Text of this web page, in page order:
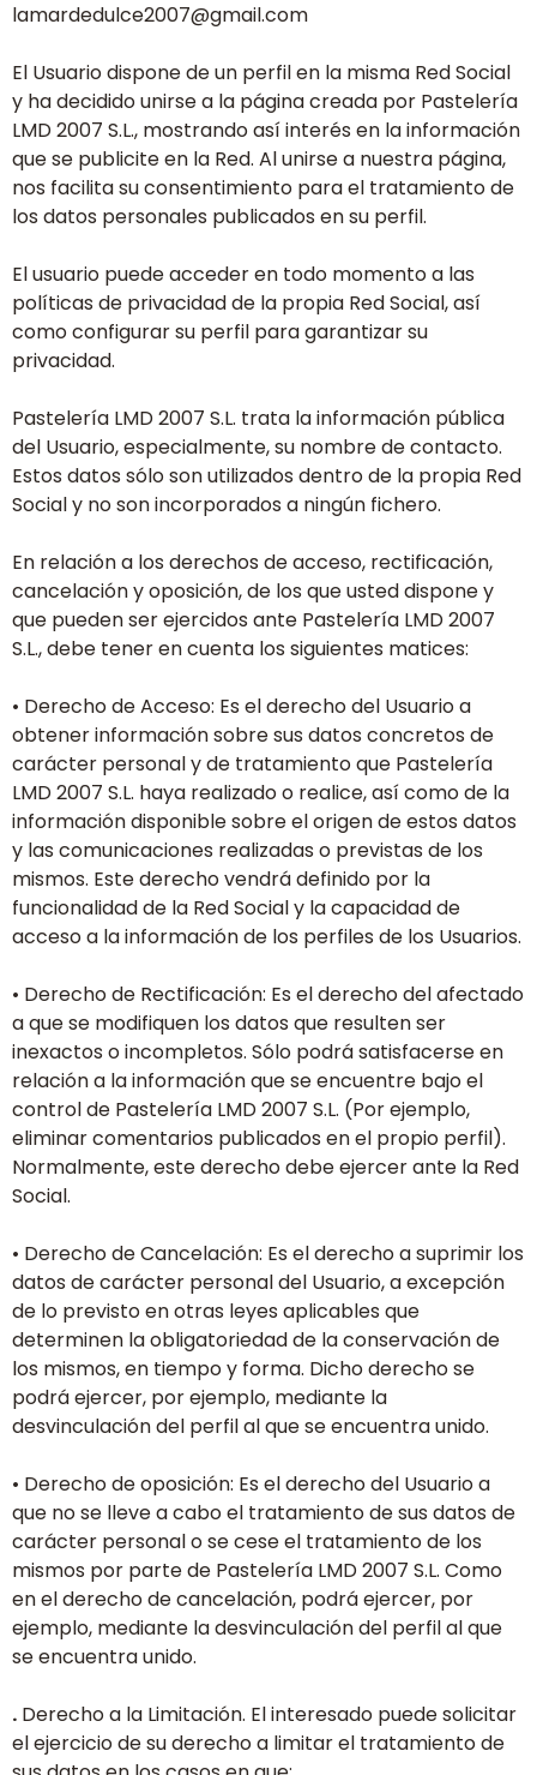
lamardedulce2007@gmail.com
El Usuario dispone de un perfil en la misma Red Social
y ha decidido unirse a la página creada por Pastelería
LMD 2007 S.L., mostrando así interés en la información
que se publicite en la Red. Al unirse a nuestra página,
nos facilita su consentimiento para el tratamiento de
los datos personales publicados en su perfil.
El usuario puede acceder en todo momento a las
políticas de privacidad de la propia Red Social, así
como configurar su perfil para garantizar su
privacidad.
Pastelería LMD 2007 S.L. trata la información pública
del Usuario, especialmente, su nombre de contacto.
Estos datos sólo son utilizados dentro de la propia Red
Social y no son incorporados a ningún fichero.
En relación a los derechos de acceso, rectificación,
cancelación y oposición, de los que usted dispone y
que pueden ser ejercidos ante Pastelería LMD 2007
S.L., debe tener en cuenta los siguientes matices:
• Derecho de Acceso: Es el derecho del Usuario a
obtener información sobre sus datos concretos de
carácter personal y de tratamiento que Pastelería
LMD 2007 S.L. haya realizado o realice, así como de la
información disponible sobre el origen de estos datos
y las comunicaciones realizadas o previstas de los
mismos. Este derecho vendrá definido por la
funcionalidad de la Red Social y la capacidad de
acceso a la información de los perfiles de los Usuarios.
• Derecho de Rectificación: Es el derecho del afectado
a que se modifiquen los datos que resulten ser
inexactos o incompletos. Sólo podrá satisfacerse en
relación a la información que se encuentre bajo el
control de Pastelería LMD 2007 S.L. (Por ejemplo,
eliminar comentarios publicados en el propio perfil).
Normalmente, este derecho debe ejercer ante la Red
Social.
• Derecho de Cancelación: Es el derecho a suprimir los
datos de carácter personal del Usuario, a excepción
de lo previsto en otras leyes aplicables que
determinen la obligatoriedad de la conservación de
los mismos, en tiempo y forma. Dicho derecho se
podrá ejercer, por ejemplo, mediante la
desvinculación del perfil al que se encuentra unido.
• Derecho de oposición: Es el derecho del Usuario a
que no se lleve a cabo el tratamiento de sus datos de
carácter personal o se cese el tratamiento de los
mismos por parte de Pastelería LMD 2007 S.L. Como
en el derecho de cancelación, podrá ejercer, por
ejemplo, mediante la desvinculación del perfil al que
se encuentra unido.
. Derecho a la Limitación. El interesado puede solicitar
el ejercicio de su derecho a limitar el tratamiento de